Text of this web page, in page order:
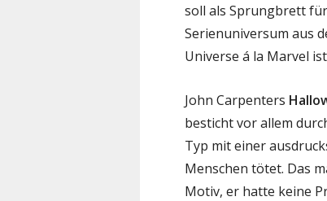
soll als Sprungbrett
Serienuniversum aus
Universe á la Marvel
John Carpenters
besticht vor allem
Typ mit einer
Menschen tötet. Das
Motiv, er hatte keine